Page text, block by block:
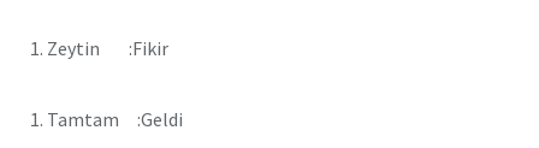
1. Zeytin :Fikir
1. Tamtam :Geldi